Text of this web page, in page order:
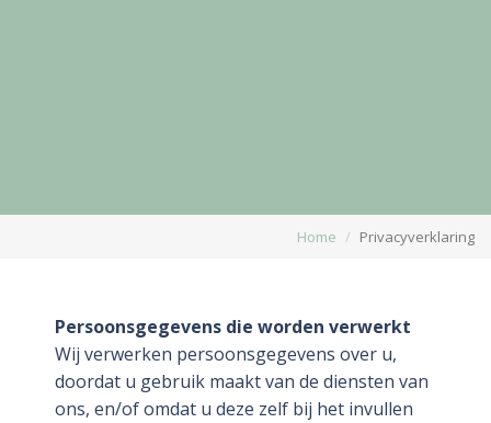
Home Privacyverklaring
Persoonsgegevens die worden verwerkt
Wij verwerken persoonsgegevens over u,
doordat u gebruik maakt van de diensten van
ons, en/of omdat u deze zelf bij het invullen